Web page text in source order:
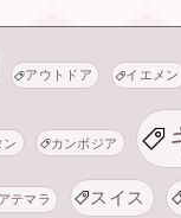
アウトドア イエメン
ン カンボジア
テマラ スイス